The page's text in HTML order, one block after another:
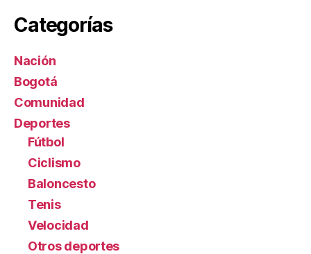
Categorías
Nación
Bogotá
Comunidad
Deportes
Fútbol
Ciclismo
Baloncesto
Tenis
Velocidad
Otros deportes